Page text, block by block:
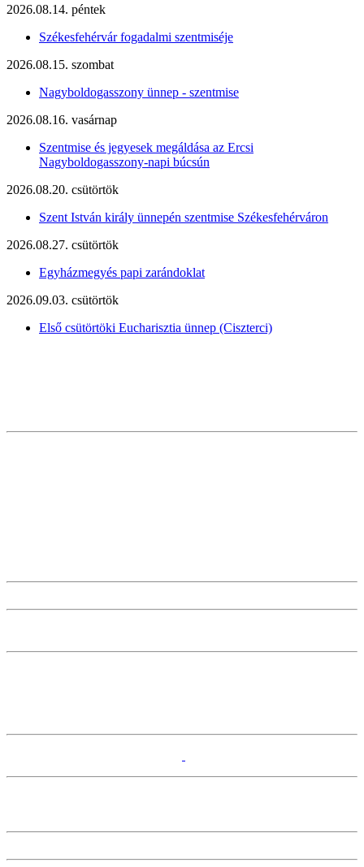
2026.08.14. péntek
Székesfehérvár fogadalmi szentmiséje
2026.08.15. szombat
Nagyboldogasszony ünnep - szentmise
2026.08.16. vasárnap
Szentmise és jegyesek megáldása az Ercsi
Nagyboldogasszony-napi búcsún
2026.08.20. csütörtök
Szent István király ünnepén szentmise Székesfehérváron
2026.08.27. csütörtök
Egyházmegyés papi zarándoklat
2026.09.03. csütörtök
Első csütörtöki Eucharisztia ünnep (Ciszterci)